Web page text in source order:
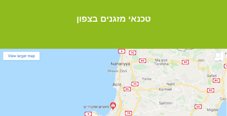
טכנאי מזגנים בצפון